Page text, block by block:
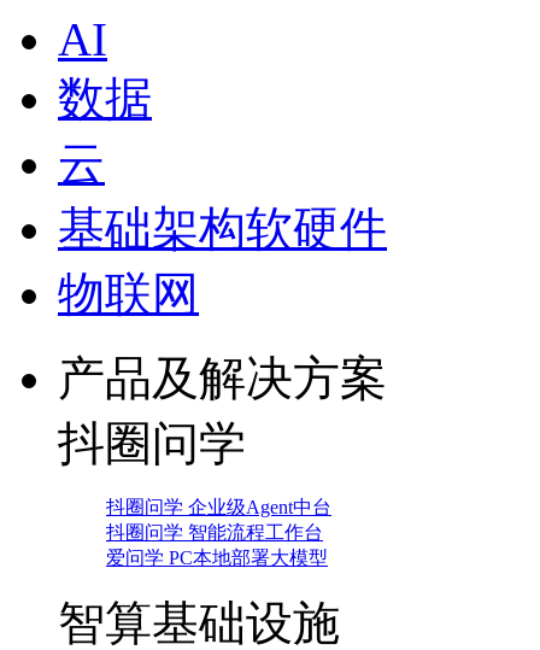
AI
数据
云
基础架构软硬件
物联网
产品及解决方案
抖圈问学
抖圈问学 企业级Agent中台
抖圈问学 智能流程工作台
爱问学 PC本地部署大模型
智算基础设施